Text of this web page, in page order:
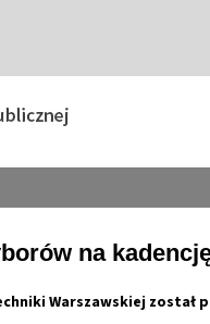
na
Warszawskiej został